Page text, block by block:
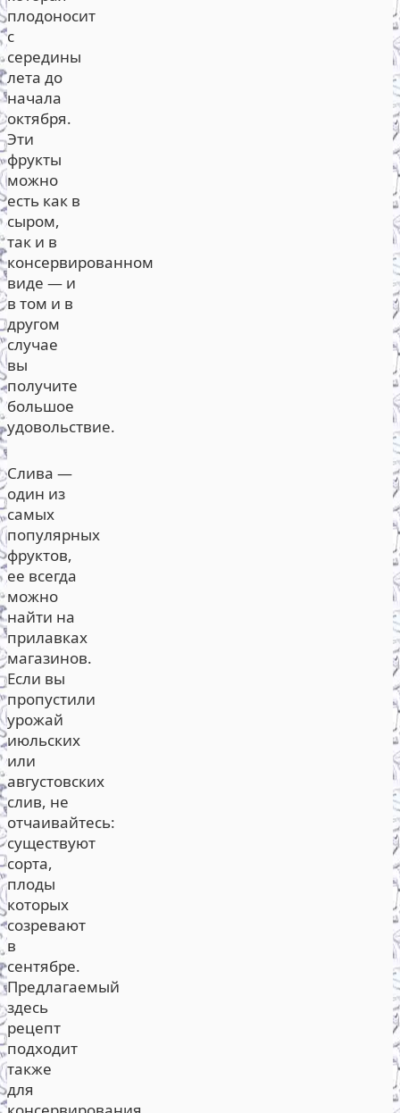
плодоносит
с
середины
лета до
начала
октября.
Эти
фрукты
можно
есть как в
сыром,
так и в
консервированном
виде — и
в том и в
другом
случае
вы
получите
большое
удовольствие.
Слива —
один из
самых
популярных
фруктов,
ее всегда
можно
найти на
прилавках
магазинов.
Если вы
пропустили
урожай
июльских
или
августовских
слив, не
отчаивайтесь:
существуют
сорта,
плоды
которых
созревают
в
сентябре.
Предлагаемый
здесь
рецепт
подходит
также
для